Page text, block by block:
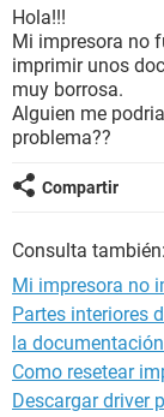
Hola!!!
Mi impresora no
imprimir unos
muy borrosa.
Alguien me
problema??
Compartir
Consulta también:
Mi impresora no
Partes interiores
la
Como resetear
Descargar driver